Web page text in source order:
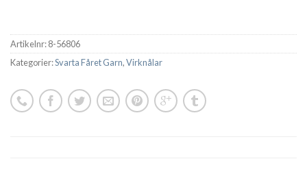
Artikelnr:8-56806
Kategorier:Svarta Fåret Garn,Virknålar